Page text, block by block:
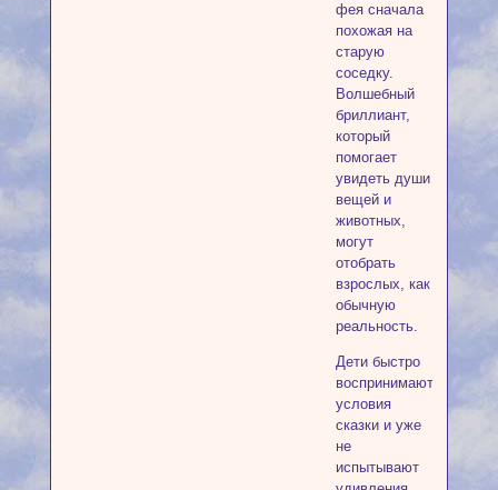
фея сначала
похожая на
старую
соседку.
Волшебный
бриллиант,
который
помогает
увидеть души
вещей и
животных,
могут
отобрать
взрослых, как
обычную
реальность.
Дети быстро
воспринимают
условия
сказки и уже
не
испытывают